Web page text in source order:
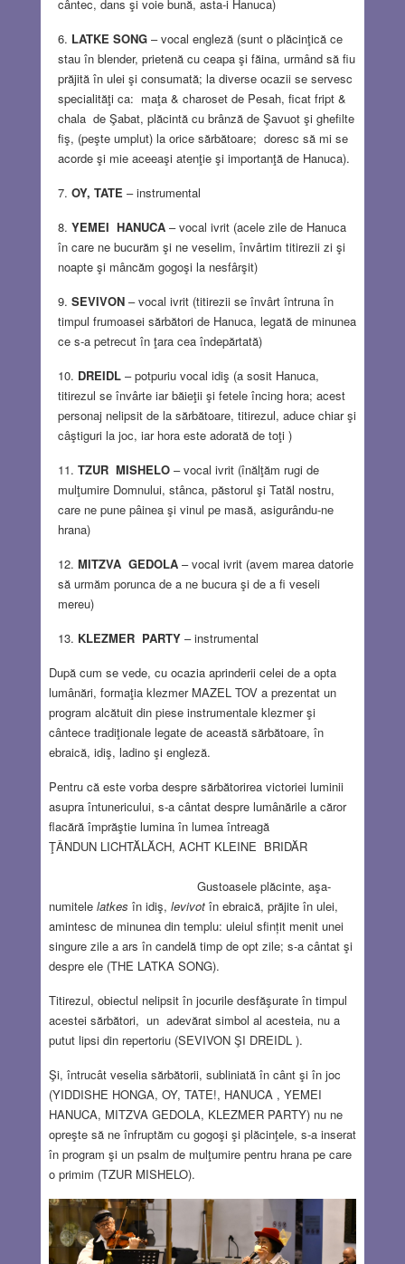
cântec, dans şi voie bună, asta-i Hanuca)
LATKE SONG– vocal engleză (sunt o plăcinţică ce
stau în blender, prietenă cu ceapa şi făina, urmând să fiu
prăjită în ulei şi consumată; la diverse ocazii se servesc
specialităţi ca: maţa & charoset de Pesah, ficat fript &
chala de Şabat, plăcintă cu brânză de Şavuot şi ghefilte
fiş, (peşte umplut) la orice sărbătoare; doresc să mi se
acorde şi mie aceeaşi atenţie şi importanţă de Hanuca).
OY, TATE – instrumental
YEMEI HANUCA– vocal ivrit (acele zile de Hanuca
în care ne bucurăm şi ne veselim, învârtim titirezii zi şi
noapte şi mâncăm gogoşi la nesfârşit)
SEVIVON – vocal ivrit (titirezii se învârt întruna în
timpul frumoasei sărbători de Hanuca, legată de minunea
ce s-a petrecut în ţara cea îndepărtată)
DREIDL – potpuriu vocal idiş (a sosit Hanuca,
titirezul se învârte iar băieţii şi fetele încing hora; acest
personaj nelipsit de la sărbătoare, titirezul, aduce chiar şi
câştiguri la joc, iar hora este adorată de toţi )
TZUR MISHELO– vocal ivrit (înălţăm rugi de
mulţumire Domnului, stânca, păstorul şi Tatăl nostru,
care ne pune pâinea şi vinul pe masă, asigurându-ne
hrana)
MITZVA GEDOLA– vocal ivrit (avem marea datorie
să urmăm porunca de a ne bucura şi de a fi veseli
mereu)
KLEZMER PARTY– instrumental
După cum se vede, cu ocazia aprinderii celei de a opta
lumânări, formaţia klezmer MAZEL TOV a prezentat un
program alcătuit din piese instrumentale klezmer şi
cântece tradiţionale legate de această sărbătoare, în
ebraică, idiş, ladino şi engleză.
Pentru că este vorba despre sărbătorirea victoriei luminii
asupra întunericului, s-a cântat despre lumânările a căror
flacără împrăştie lumina în lumea întreagă
ŢÂNDUN LICHTĂLĂCH, ACHT KLEINE BRIDĂR
Gustoasele plăcinte, aşa-
numitele latkes în idiş, levivotîn ebraică, prăjite în ulei,
amintesc de minunea din templu: uleiul sfințit menit unei
singure zile a ars în candelă timp de opt zile; s-a cântat şi
despre ele (THE LATKA SONG).
Titirezul, obiectul nelipsit în jocurile desfăşurate în timpul
acestei sărbători, un adevărat simbol al acesteia, nu a
putut lipsi din repertoriu (SEVIVON ŞI DREIDL ).
Şi, întrucât veselia sărbătorii, subliniată în cânt şi în joc
(YIDDISHE HONGA, OY, TATE!, HANUCA , YEMEI
HANUCA, MITZVA GEDOLA, KLEZMER PARTY) nu ne
opreşte să ne înfruptăm cu gogoşi şi plăcinţele, s-a inserat
în program şi un psalm de mulţumire pentru hrana pe care
o primim (TZUR MISHELO).